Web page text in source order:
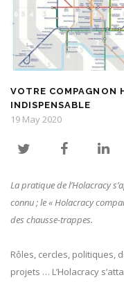
VOTRE COMPAGNON
INDISPENSABLE
19 May 2020
La pratique de l’Holacracy
connu ; le « Holacracy
des chausse-trappes.
Rôles, cercles, politiques,
projets … L’Holacracy